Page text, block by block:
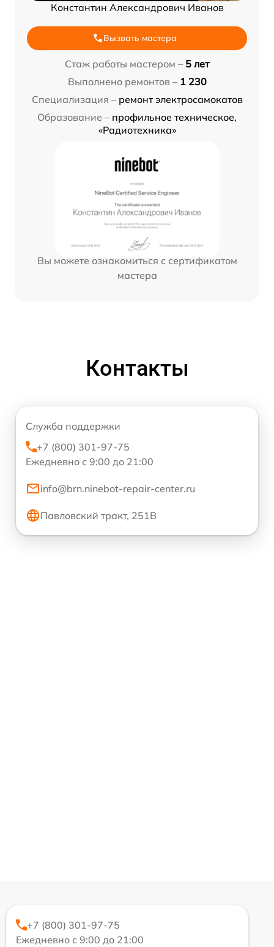
Константин Александрович Иванов
Вызвать мастера
Стаж работы мастером – 5 лет
Выполнено ремонтов – 1 230
Специализация – ремонт электросамокатов
Образование – профильное техническое,
«Радиотехника»
Вы можете ознакомиться с сертификатом
мастера
Контакты
Служба поддержки
+7 (800) 301-97-75
Ежедневно с 9:00 до 21:00
info@brn.ninebot-repair-center.ru
Павловский тракт, 251В
+7 (800) 301-97-75
Ежедневно с 9:00 до 21:00